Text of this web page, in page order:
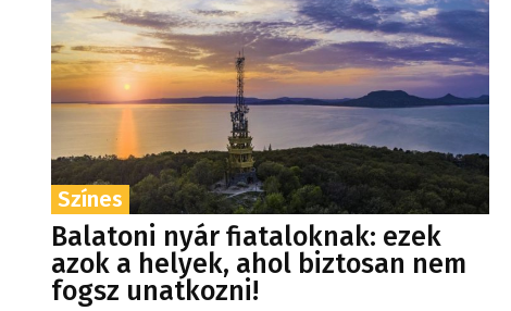
Színes
Balatoni nyár fiataloknak: ezek
azok a helyek, ahol biztosan nem
fogsz unatkozni!